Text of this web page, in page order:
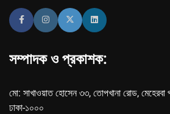
সম্পাদক ও প্রকাশক:
মো: সাখাওয়াত হোসেন ৩৩, তোপখানা রোড, মেহেরবা
ঢাকা-১০০০